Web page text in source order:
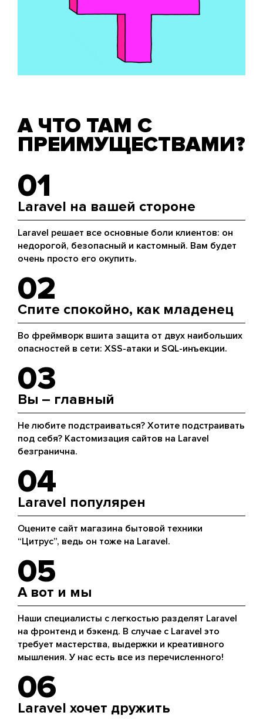
А ЧТО ТАМ С
ПРЕИМУЩЕСТВАМИ?
01
Laravel на вашей стороне
Laravel решает все основные боли клиентов: он
недорогой, безопасный и кастомный. Вам будет
очень просто его окупить.
02
Спите спокойно, как младенец
Во фреймворк вшита защита от двух наибольших
опасностей в сети: XSS-атаки и SQL-инъекции.
03
Вы – главный
Не любите подстраиваться? Хотите подстраивать
под себя? Кастомизация сайтов на Laravel
безгранична.
04
Laravel популярен
Оцените сайт магазина бытовой техники
“Цитрус”, ведь он тоже на Laravel.
05
А вот и мы
Наши специалисты с легкостью разделят Laravel
на фронтенд и бэкенд. В случае с Laravel это
требует мастерства, выдержки и креативного
мышления. У нас есть все из перечисленного!
06
Laravel хочет дружить